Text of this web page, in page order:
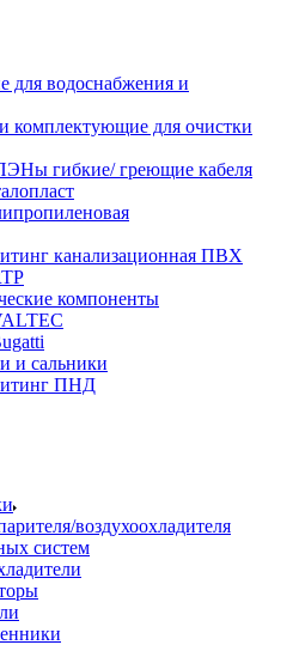
для водоснабжения и
комплектующие для очистки
гибкие/ греющие кабеля
канализационная ПВХ
компоненты
и сальники
ПНД
воздухоохладителя
систем